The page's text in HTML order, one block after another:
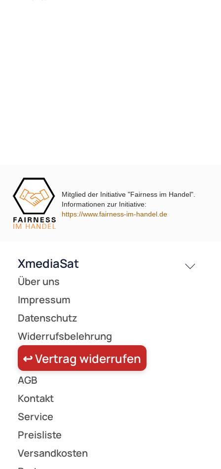
Mitglied der Initiative "Fairness im Handel".
Informationen zur Initiative:
https://www.fairness-im-handel.de
AGB
Kontakt
Service
Preisliste
Versandkosten
Zahlungsarten
Unsere Leistungen